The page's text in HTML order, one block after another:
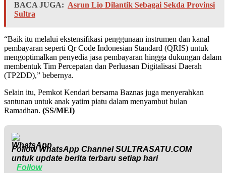
BACA JUGA: Asrun Lio Dilantik Sebagai Sekda Provinsi
Sultra
“Baik itu melalui ekstensifikasi penggunaan instrumen dan kanal
pembayaran seperti Qr Code Indonesian Standard (QRIS) untuk
mengoptimalkan penyedia jasa pembayaran hingga dukungan dalam
membentuk Tim Percepatan dan Perluasan Digitalisasi Daerah
(TP2DD),” bebernya.
Selain itu, Pemkot Kendari bersama Baznas juga menyerahkan
santunan untuk anak yatim piatu dalam menyambut bulan
Ramadhan. (SS/MEI)
Follow WhatsApp ChannelSULTRASATU.COM
untuk update berita terbaru setiap hari
Follow